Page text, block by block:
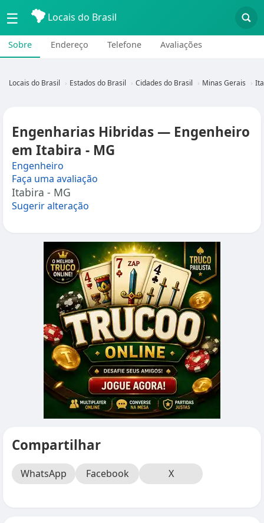
☰ Locais do Brasil
Sobre Endereço Telefone Avaliações
Locais do Brasil Estados do Brasil Cidades do Brasil Minas Gerais
Engenharias Hibridas — Engenheiro
em Itabira - MG
Engenheiro
Faça uma avaliação
Itabira - MG
Sugerir alteração
Compartilhar
WhatsApp Facebook X